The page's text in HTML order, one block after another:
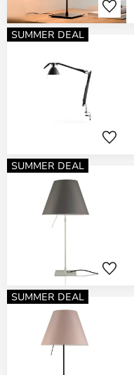
SUMMER DEAL
SUMMER DEAL
SUMMER DEAL